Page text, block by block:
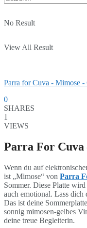
No Result
View All Result
Parra for Cuva - Mimose -
0
SHARES
1
VIEWS
Parra For Cuva
Wenn du auf
ist „Mimose“ von Parra
Sommer. Diese Platte
auch emotional. Lass dich
Das ist deine
sonnig mimosen-gelbes
deine treue Begleiterin.